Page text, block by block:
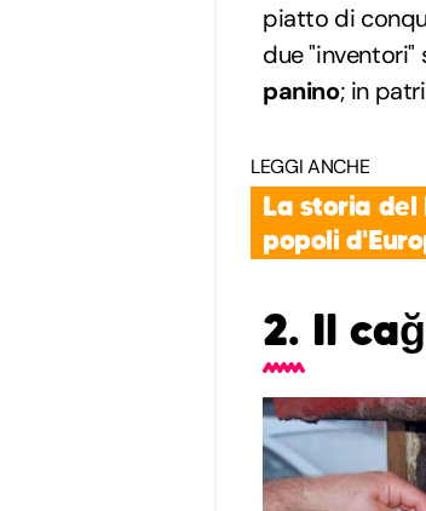
piatto di
due "inventori"
panino; in
LEGGI ANCHE
La storia
popoli
2. Il